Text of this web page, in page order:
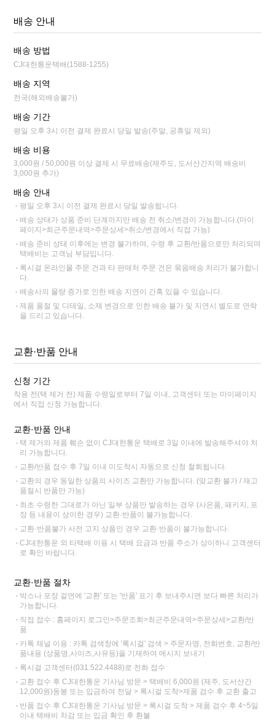
배송 안내
배송 방법
CJ대한통운택배(1588-1255)
배송 지역
전국(해외배송불가)
배송 기간
평일 오후 3시 이전 결제 완료시 당일 발송(주말, 공휴일 제외)
배송 비용
3,000원 / 50,000원 이상 결제 시 무료배송(제주도, 도서산간지역 배송비
3,000원 추가)
배송 안내
평일 오후 3시 이전 결제 완료시 당일 발송됩니다.
배송 상태가 상품 준비 단계까지만 배송 전 취소/변경이 가능합니다.(마이
페이지>최근주문내역>주문상세>취소/변경에서 직접 가능)
배송 준비 상태 이후에는 변경 불가하며, 수령 후 교환/반품으로만 처리되며
택배비는 고객님 부담입니다.
록시걸 온라인몰 주문 건과 타 판매처 주문 건은 묶음배송 처리가 불가합니
다.
배송사의 물량 증가로 인한 배송 지연이 간혹 있을 수 있습니다.
제품 품절 및 디테일, 소재 변경으로 인한 배송 불가 및 지연시 별도로 연락
을 드리고 있습니다.
교환·반품 안내
신청 기간
착용 전(택 제거 전) 제품 수령일로부터 7일 이내, 고객센터 또는 마이페이지
에서 직접 신청 가능합니다.
교환·반품 안내
택 제거와 제품 훼손 없이 CJ대한통운 택배로 3일 이내에 발송해주셔야 처
리 가능합니다.
교환/반품 접수 후 7일 이내 미도착시 자동으로 신청 철회됩니다.
교환의 경우 동일한 상품의 사이즈 교환만 가능합니다. (맞교환 불가 / 재고
품절시 반품만 가능)
최초 수령한 그대로가 아닌 일부 상품만 발송하는 경우 (사은품, 패키지, 포
장 등 내용이 상이한 경우) 교환·반품이 불가능합니다.
교환·반품불가 사전 고지 상품인 경우 교환·반품이 불가능합니다.
CJ대한통운 외 타택배 이용 시 택배 요금과 반품 주소가 상이하니 고객센터
로 확인 바랍니다.
교환·반품 절차
박스나 포장 겉면에 '교환' 또는 '반품' 표기 후 보내주시면 보다 빠른 처리가
가능합니다.
직접 접수 : 홈페이지 로그인>주문조회>최근주문내역>주문상세>교환/반
품
카톡 채널 이용 : 카톡 검색창에 '록시걸' 검색 > 주문자명, 전화번호, 교환/반
품내용 (상품명,사이즈,사유등)을 기재하여 메시지 보내기
록시걸 고객센터(031.522.4488)로 전화 접수
교환 접수 후 CJ대한통운 기사님 방문 > 택배비 6,000원 (제주, 도서산간
12,000원)동봉 또는 입금하여 전달 > 록시걸 도착>제품 검수 후 교환 출고
반품 접수 후 CJ대한통운 기사님 방문 > 록시걸 도착 > 제품 검수 후 4~5일
이내 택배비 차감 또는 입금 확인 후 환불